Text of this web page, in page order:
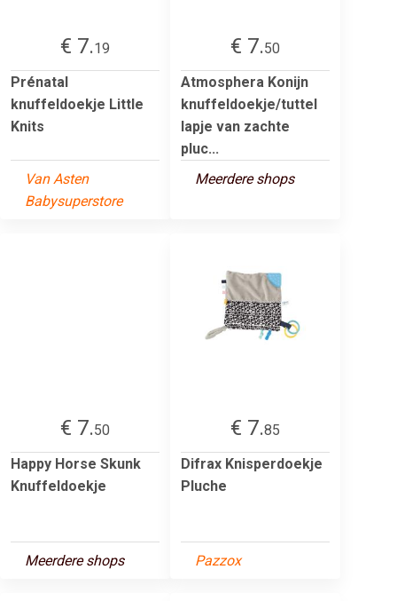
€ 7.19
Prénatal
knuffeldoekje Little
Knits
Van Asten
Babysuperstore
€ 7.50
Atmosphera Konijn
knuffeldoekje/tuttel
lapje van zachte
pluc...
Meerdere shops
€ 7.50
Happy Horse Skunk
Knuffeldoekje
Meerdere shops
€ 7.85
Difrax Knisperdoekje
Pluche
Pazzox